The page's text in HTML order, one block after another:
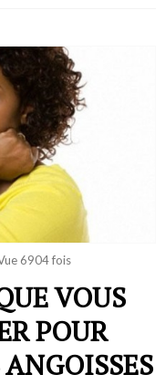
6904 fois
VOUS
POUR